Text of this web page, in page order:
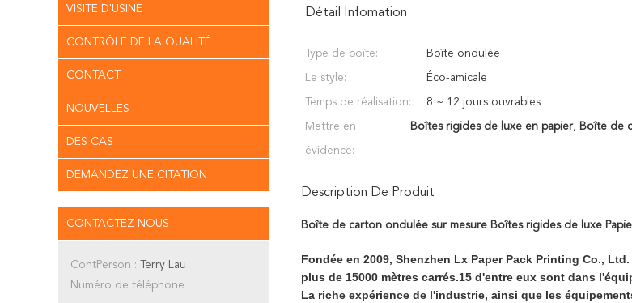
VISITE D'USINE
CONTRÔLE DE LA QUALITÉ
CONTACT
NOUVELLES
DES CAS
DEMANDEZ UNE CITATION
CONTACTEZ NOUS
ContPerson : Terry Lau
Numéro de téléphone :
Détail Infomation
Type de boîte: Boîte ondulée
Le style: Éco-amicale
Temps de réalisation: 8 ~ 12 jours ouvrables
Mettre en
évidence:
Boîtes rigides de luxe en papier, Boîte de
Description De Produit
Boîte de carton ondulée sur mesure Boîtes rigides de luxe
Fondée en 2009, Shenzhen Lx Paper Pack Printing Co.,
plus de 15000 mètres carrés.15 d'entre eux sont dans
La riche expérience de l'industrie, ainsi que les